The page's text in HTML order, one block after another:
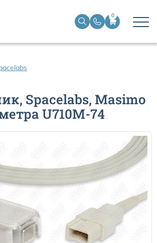
0
Spacelabs, Masimo
U710M-74
ЭКГ
медицинские к мониторам
для ИВЛ